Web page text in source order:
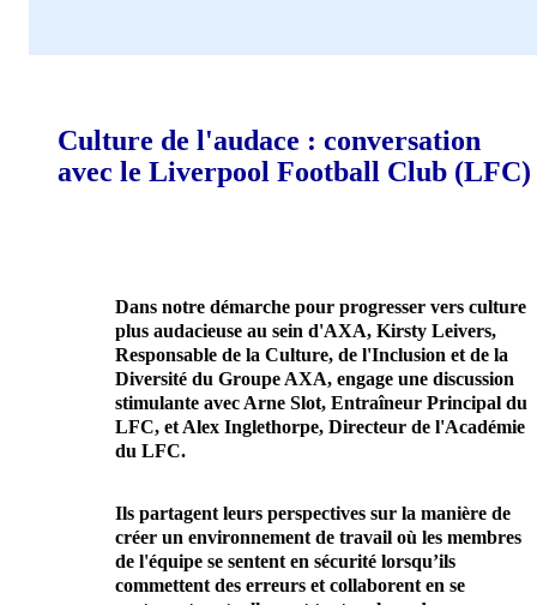
Culture de l'audace : conversation
avec le Liverpool Football Club (LFC)
Dans notre démarche pour progresser vers culture
plus audacieuse au sein d'AXA, Kirsty Leivers,
Responsable de la Culture, de l'Inclusion et de la
Diversité du Groupe AXA, engage une discussion
stimulante avec Arne Slot, Entraîneur Principal du
LFC, et Alex Inglethorpe, Directeur de l'Académie
du LFC.
Ils partagent leurs perspectives sur la manière de
créer un environnement de travail où les membres
de l'équipe se sentent en sécurité lorsqu’ils
commettent des erreurs et collaborent en se